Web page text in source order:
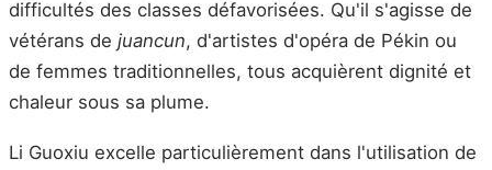
difficultés des classes défavorisées. Qu'il s'agisse de
vétérans de juancun, d'artistes d'opéra de Pékin ou
de femmes traditionnelles, tous acquièrent dignité et
chaleur sous sa plume.
Li Guoxiu excelle particulièrement dans l'utilisation de